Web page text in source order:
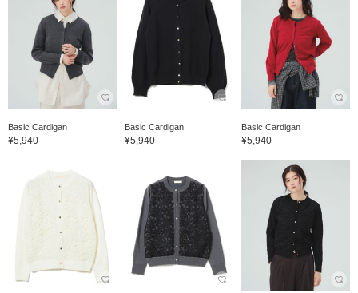
Basic Cardigan
¥5,940
Basic Cardigan
¥5,940
Basic Cardigan
¥5,940